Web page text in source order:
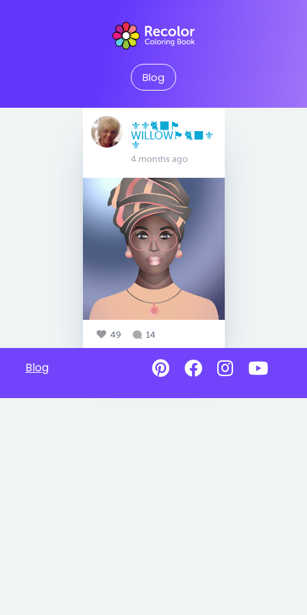
Blog
⚜️⚜️🐈‍⬛🏴󠁧󠁢󠁳󠁣󠁴󠁿
WILLOW🏴󠁧󠁢󠁳󠁣󠁴󠁿🐈‍⬛⚜️
⚜️
4 months ago
49 14
Blog